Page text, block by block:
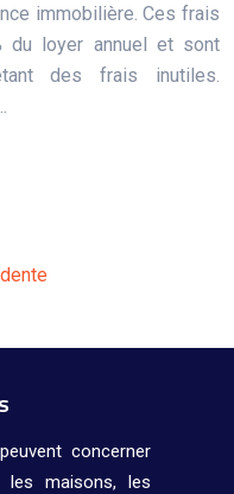
immobilière. Ces frais
du loyer annuel et sont
des frais inutiles.
concerner
maisons, les